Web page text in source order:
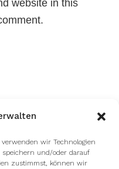
wir Technologien
speichern und/oder darauf
zustimmst, können wir
website in this